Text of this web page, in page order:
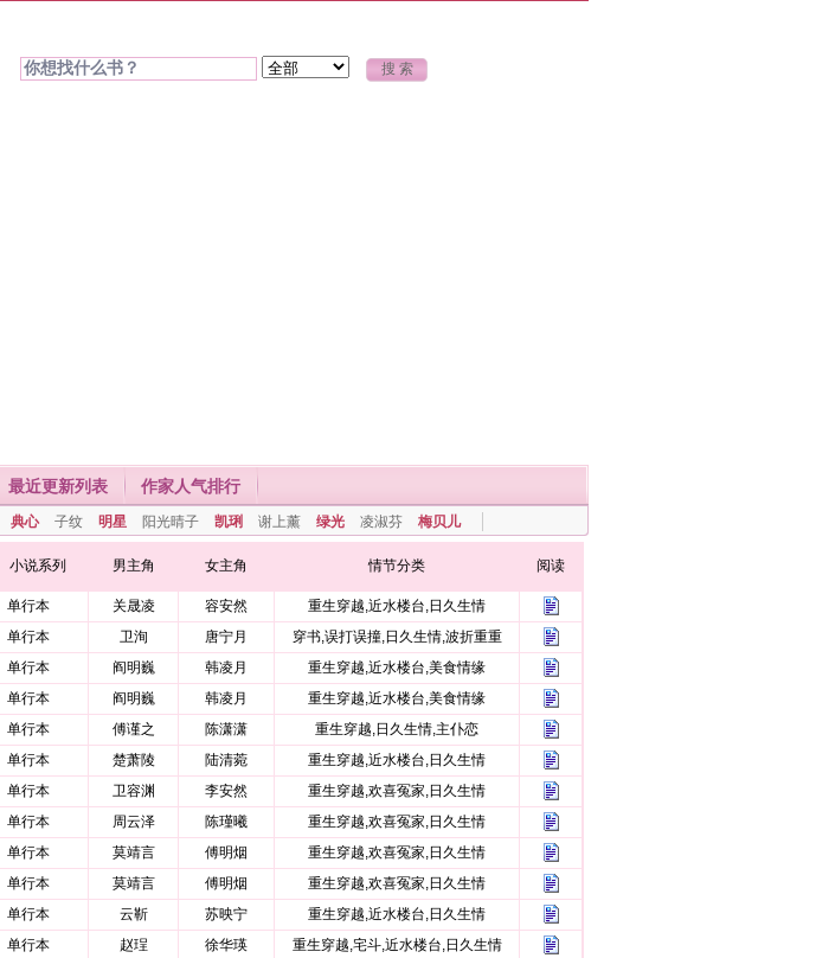
最近更新列表 作家人气排行
典心 子纹 明星 阳光晴子 凯琍 谢上薰 绿光 凌淑芬 梅贝儿
小说系列 男主角 女主角 情节分类 阅读
单行本 关晟凌 容安然
重生穿越,近水楼台,日久生情
单行本 卫洵 唐宁月
穿书,误打误撞,日久生情,波折重重
单行本 阎明巍 韩凌月
重生穿越,近水楼台,美食情缘
单行本 阎明巍 韩凌月
重生穿越,近水楼台,美食情缘
单行本 傅谨之 陈潇潇
重生穿越,日久生情,主仆恋
单行本 楚萧陵 陆清菀
重生穿越,近水楼台,日久生情
单行本 卫容渊 李安然
重生穿越,欢喜冤家,日久生情
单行本 周云泽 陈瑾曦
重生穿越,欢喜冤家,日久生情
单行本 莫靖言 傅明烟
重生穿越,欢喜冤家,日久生情
单行本 莫靖言 傅明烟
重生穿越,欢喜冤家,日久生情
单行本 云靳 苏映宁
重生穿越,近水楼台,日久生情
单行本 赵珵 徐华瑛
重生穿越,宅斗,近水楼台,日久生情